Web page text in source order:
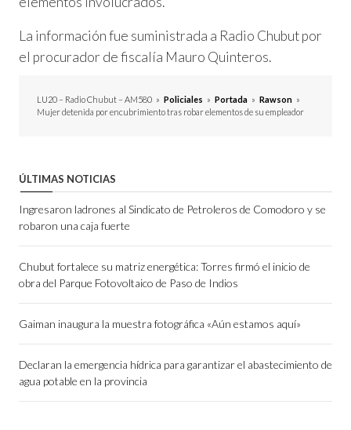
La información fue suministrada a Radio Chubut por
el procurador de fiscalía Mauro Quinteros.
LU20 – Radio Chubut – AM580 » Policiales » Portada » Rawson »
Mujer detenida por encubrimiento tras robar elementos de su empleador
ÚLTIMAS NOTICIAS
Ingresaron ladrones al Sindicato de Petroleros de Comodoro y se
robaron una caja fuerte
Chubut fortalece su matriz energética: Torres firmó el inicio de
obra del Parque Fotovoltaico de Paso de Indios
Gaiman inaugura la muestra fotográfica «Aún estamos aquí»
Declaran la emergencia hídrica para garantizar el abastecimiento de
agua potable en la provincia